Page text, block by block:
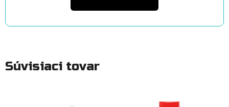
Súvisiaci tovar